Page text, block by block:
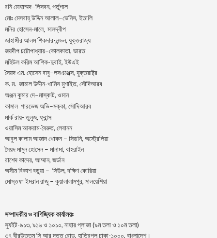
রনি মোহাম্মদ–লিসবন, পর্তুগাল
মোঃ মেসবাহ্ উদ্দিন আলাল–ভেনিস,ইতালি
মনির হোসেন-মালে, মালদ্বীপ
জাহাঙ্গীর আলম শিকদার-লন্ডন, যুক্তরাজ্য
জয়দীপ চট্টোপাধ্যায়–কোলকাতা, ভারত
মহিউল করিম আশিক-দুবাই, ইউএই
সৈয়দ এম. হোসেন বাবু–লসএঞ্জেল্স, যুক্তরাষ্ট্র
ক. ম. জামাল উদ্দীন-খামিস মুশাইত, সৌদিআরব
অঞ্জন কুমার দে–মাস্কাট, ওমান
কামাল পারভেজ অভি–মক্কা, সৌদিআরব
মার্ক রায়- তুলুজ, ফ্রান্স
ওয়াসিম আকরাম-বৈরুত, লেবানন
আবুল কালাম আজাদ খোকন – সিডনি, অস্ট্রেলিয়া
সৈয়দ মামুন হোসেন – মানামা, বাহরাইন
রাশেদ কাদের, আম্মান, জর্ডান
অসীম বিকাশ বড়ুয়া – সিউল, দক্ষিণ কোরিয়া
মোস্তফা ইমরান রাজু – কুয়ালালামপুর, মালয়েশিয়া
সম্পাদকীয় ও বাণিজ্যিক কার্যালয়ঃ
স্যুইট-৯১৩, ৯১৬ ও ১০১০, নাহার প্লাজা (৯ম তলা ও ১০ম তলা)
৩৭ বীরউত্তম সি আর দত্ত রোড, হাতিরপুল ঢাকা-১০০০, বাংলাদেশ।